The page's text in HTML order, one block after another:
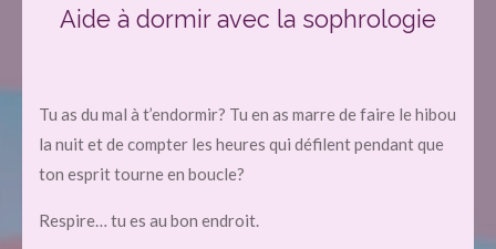
Aide à dormir avec la sophrologie
Tu as du mal à t’endormir? Tu en as marre de faire le hibou
la nuit et de compter les heures qui défilent pendant que
ton esprit tourne en boucle?
Respire… tu es au bon endroit.